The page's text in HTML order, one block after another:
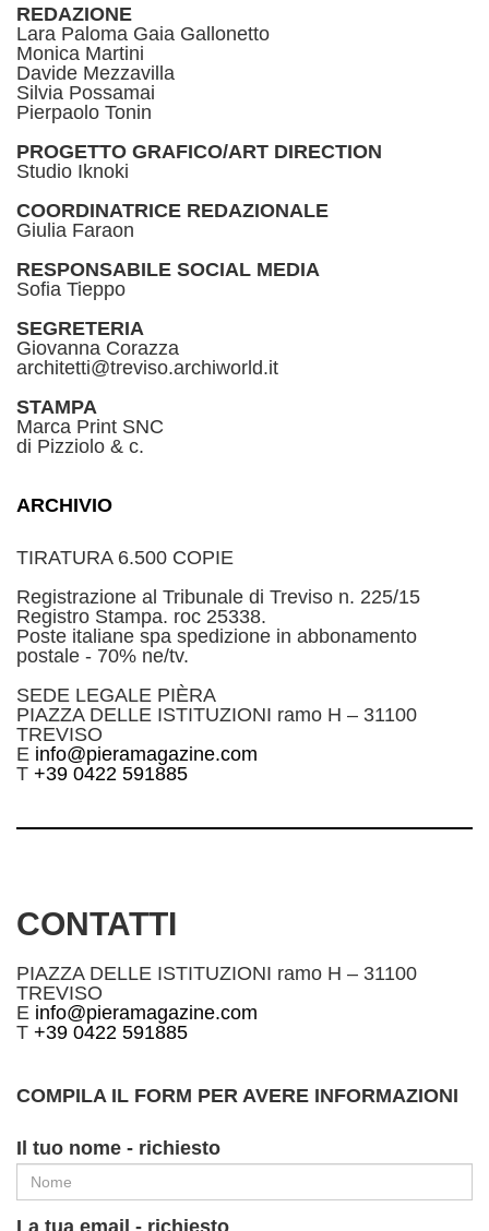
REDAZIONE
Lara Paloma Gaia Gallonetto
Monica Martini
Davide Mezzavilla
Silvia Possamai
Pierpaolo Tonin
PROGETTO GRAFICO/ART DIRECTION
Studio Iknoki
COORDINATRICE REDAZIONALE
Giulia Faraon
RESPONSABILE SOCIAL MEDIA
Sofia Tieppo
SEGRETERIA
Giovanna Corazza
architetti@treviso.archiworld.it
STAMPA
Marca Print SNC
di Pizziolo & c.
ARCHIVIO
TIRATURA 6.500 COPIE
Registrazione al Tribunale di Treviso n. 225/15
Registro Stampa. roc 25338.
Poste italiane spa spedizione in abbonamento
postale - 70% ne/tv.
SEDE LEGALE PIÈRA
PIAZZA DELLE ISTITUZIONI ramo H – 31100
TREVISO
E info@pieramagazine.com
T +39 0422 591885
CONTATTI
PIAZZA DELLE ISTITUZIONI ramo H – 31100
TREVISO
E info@pieramagazine.com
T +39 0422 591885
COMPILA IL FORM PER AVERE INFORMAZIONI
Il tuo nome - richiesto
La tua email - richiesto